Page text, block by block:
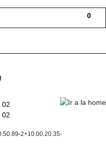
0
2+10.00.20.35-